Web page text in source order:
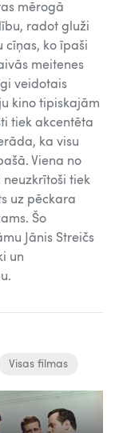
mērogā
radot gluži
cīņas, ko īpaši
meitenes
veidotais
kino tipiskajām
tiek akcentēta
ka visu
Viena no
tiek
uz pēckara
Šo
Jānis Streičs
un
Visas filmas